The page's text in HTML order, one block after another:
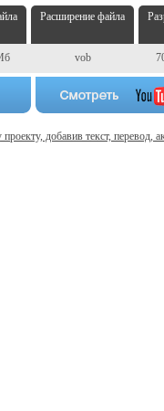
Расширение файла
vob
добавив текст, перевод,